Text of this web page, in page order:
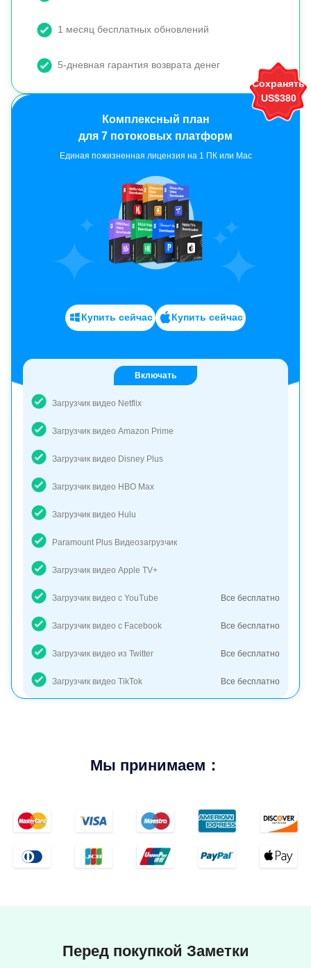
1 месяц бесплатных обновлений
5-дневная гарантия возврата денег
Сохранять
US$380
Единая пожизненная лицензия на 1 ПК или Mac
Купить сейчас Купить сейчас
Включать
Загрузчик видео Netflix
Загрузчик видео Amazon Prime
Загрузчик видео Disney Plus
Загрузчик видео HBO Max
Загрузчик видео Hulu
Paramount Plus Видеозагрузчик
Загрузчик видео Apple TV+
Загрузчик видео с YouTube Все бесплатно
Загрузчик видео с Facebook Все бесплатно
Загрузчик видео из Twitter Все бесплатно
Загрузчик видео TikTok Все бесплатно
Мы принимаем：
Перед покупкой Заметки